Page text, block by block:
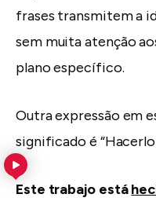
frases transmitem a
sem muita atenção
plano específico.
Outra expressão em
significado é “Hacerlo
Este trabajo está